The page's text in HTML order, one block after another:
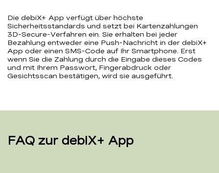
Die debiX+ App verfügt über höchste
Sicherheitsstandards und setzt bei Kartenzahlungen
3D-Secure-Verfahren ein. Sie erhalten bei jeder
Bezahlung entweder eine Push-Nachricht in der debiX+
App oder einen SMS-Code auf Ihr Smartphone. Erst
wenn Sie die Zahlung durch die Eingabe dieses Codes
und mit Ihrem Passwort, Fingerabdruck oder
Gesichtsscan bestätigen, wird sie ausgeführt.
FAQ zur debiX+ App